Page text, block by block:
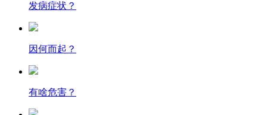
发病症状？
因何而起？
有啥危害？